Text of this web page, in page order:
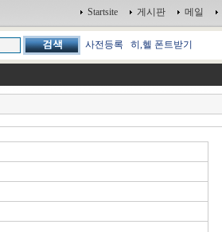
Startsite 게시판 메일
사전등록 히,헬 폰트받기